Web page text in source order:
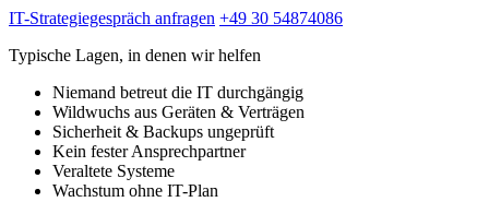
IT-Strategiegespräch anfragen +49 30 54874086
Typische Lagen, in denen wir helfen
Niemand betreut die IT durchgängig
Wildwuchs aus Geräten & Verträgen
Sicherheit & Backups ungeprüft
Kein fester Ansprechpartner
Veraltete Systeme
Wachstum ohne IT-Plan